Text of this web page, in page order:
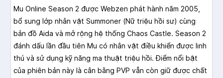
Mu Online Season 2 được Webzen phát hành năm 2005,
bổ sung lớp nhân vật Summoner (Nữ triệu hồi sư) cùng
bản đồ Aida và mở rộng hệ thống Chaos Castle. Season 2
đánh dấu lần đầu tiên Mu có nhân vật điều khiển được linh
thú và sử dụng kỹ năng ma thuật triệu hồi. Điểm nổi bật
của phiên bản này là cân bằng PVP vẫn còn giữ được chất